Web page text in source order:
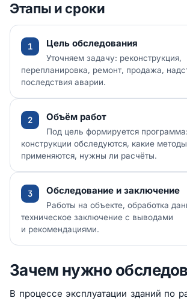
Этапы и сроки
Цель обследования
Уточняем задачу: реконструкция,
перепланировка, ремонт, продажа,
последствия аварии.
Объём работ
Под цель формируется
конструкции обследуются, какие
применяются, нужны ли расчёты.
Обследование и заключение
Работы на объекте, обработка
техническое заключение с выводами
и рекомендациями.
Зачем нужно
В процессе эксплуатации зданий по